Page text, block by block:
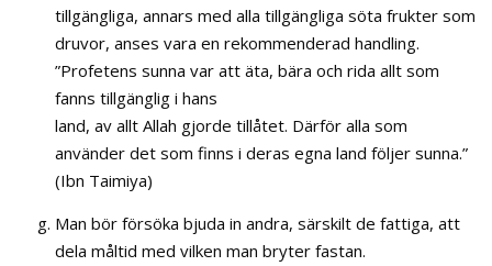
tillgängliga, annars med alla tillgängliga söta frukter som
druvor, anses vara en rekommenderad handling.
”Profetens sunna var att äta, bära och rida allt som
fanns tillgänglig i hans
land, av allt Allah gjorde tillåtet. Därför alla som
använder det som finns i deras egna land följer sunna.”
(Ibn Taimiya)
Man bör försöka bjuda in andra, särskilt de fattiga, att
dela måltid med vilken man bryter fastan.